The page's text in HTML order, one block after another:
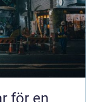
för en